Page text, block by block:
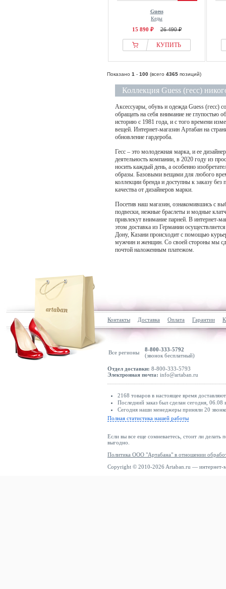
Guess
Кеды
15 890 ₽ 26 490 ₽
КУПИТЬ
Показано 1 - 100 (всего 4365 позиций)
Коллекция Guess (гесс)
Аксессуары, обувь и одежда Guess (гесс)
обращать на себя внимание не глупостью
историю с 1981 года, и с того времени
вещей. Интернет-магазин Артабан на
обновление гардероба.
Гесс – это молодежная марка, и ее
деятельность компании, в 2020 году из
носить каждый день, а особенно
образы. Базовыми вещами для любого
коллекции бренда и доступны к заказу
качества от дизайнеров марки.
Посетив наш магазин, ознакомившись с
подвески, нежные браслеты и модные
привлекут внимание парней. В интернет-
этом доставка из Германии
Дону, Казани происходит с помощью
мужчин и женщин. Со своей стороны мы
почтой наложенным платежом.
Контакты Доставка Оплата Гарантии
Все регионы
8-800-333-5792
(звонок бесплатный)
Отдел доставки: 8-800-333-5793
Электронная почта: info@artaban.ru
2168 товаров в настоящее время
Последний заказ был сделан сегодня,
Сегодня наши менеджеры приняли 20
Полная статистика нашей работы
Если вы все еще сомневаетесь, стоит ли делать
выгодно.
Политика ООО "Артабана" в отношении
Copyright © 2010-2026 Artaban.ru — интернет-